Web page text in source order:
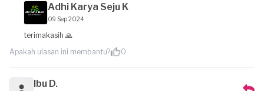
Adhi Karya Seju K
09 Sep 2024
terimakasih 🙏
Apakah ulasan ini membantu?
0
Ibu D.